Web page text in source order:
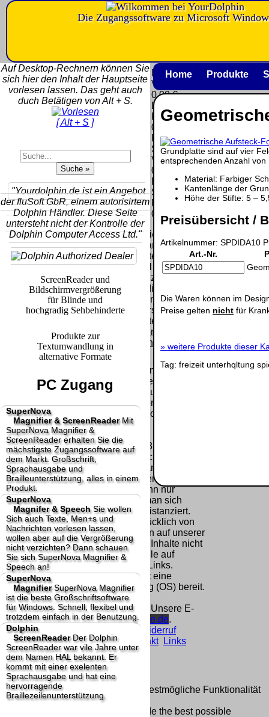
Grundplatte sind auf vier
entsprechenden Anzahl
Material: Farbiger
Kantenlänge der
Höhe der Stifte: 5 –
Preisübersicht /
Artikelnummer: SPDIDA10
Art.-Nr.
Die Waren können im
Preise gelten nicht für
» weitere Produkte dieser
Tag: freizeit unterhqltung
Home Produkte
Auf Desktop-Rechnern können Sie
sich hier den Inhalt der Hauptseite
vorlesen lassen. Das geht auch
duch Betätigen von Alt + S.
[ Alt + S ]
"Yourdolphin.de ist ein Angebot
der fluSoft GbR, einem autorisirtem
Dolphin Händler. Diese Seite
untersteht nicht der Kontrolle der
Dolphin Computer Access Ltd."
ScreenReader und
Bildschirmvergrößerung
für Blinde und
hochgradig Sehbehinderte
Produkte zur
Textumwandlung in
alternative Formate
PC Zugang
SuperNova
Magnifier & ScreenReaderMit
SuperNova Magnifier &
ScreenReader erhalten Sie die
mächstigste Zugangssoftware auf
dem Markt. Großschrift,
Sprachausgabe und
Brailleunterstützung, alles in einem
Produkt.
SuperNova
Magnifer & SpeechSie wollen
Sich auch Texte, Men+s und
Nachrichten vorlesen lassen,
wollen aber auf die Vergrößerung
nicht verzichten? Dann schauen
Sie sich SuperNova Magnifier &
Speech an!
SuperNova
MagnifierSuperNova Magnifier
ist die beste Großschriftsoftware
für Windows. Schnell, flexibel und
trotzdem einfach in der Benutzung.
Dolphin
ScreenReaderDer Dolphin
ScreenReader war vile Jahre unter
dem Namen HAL bekannt. Er
kommt mit einer exelenten
Sprachausgabe und hat eine
hervorragende
Braillezeilenunterstützung.
Die Zugangssoftware zu Microsoft
Code:
Deutschland
Nachnahme:
8.95 €
Deutschland
Vorkasse: 6.95
€
Schweiz)
Vorkasse:
20.00 €
EU (inkl.
Schweiz)
PayPal: 20.00
€
Der Versand erfolgt
als versichertes
Selbstabholung
vom Büro oder
von
0.00 €
Deutschland
Vorkasse:
0.00 €
Deutschland
PayPal:
0.00 €
EU (inkl.
Schweiz)
Vorkasse:
0.00 €
EU (inkl.
Schweiz)
PayPal:
0.00 €
Bei dieser
Versandart
erhalten Sie per
Email z.B. einen
Lizenzschlüssel
und die
Rechnung /
Lieferschein. Sie
erhalten also
keinen
Datenträger
.
Die in diesem Dokument genannten
Warenzeichen sind Eigentum der jeweiligen
Firmen. Preisänderungen, Irrtümer und
technische Änderungen vorbehalten.
letzte Änderung: 13. Juli 2026 fluSoft Spezial
Computer Technik,
Mit einem Urteil vom 12.05.1998 - 312 O 85/98 -
Haftung für Links hat das Landgericht Hamburg
entschieden, dass man durch die Anbringung
eines Links, die Inhalte der gelinkten Seite ggf.
mit zu verantworten hat. Dieses kann nur
dadurch verhindert werden, dass man sich
ausdrücklich von diesen Inhalten distanziert.
Hiermit distanzieren wir uns ausdrücklich von
allen Inhalten, aller gelinkten Seiten auf unserer
Homepage und machen uns diese Inhalte nicht
zu eigen. Diese Erklärung gilt für alle auf
unserer Homepage angebrachten Links.
Die Europäische Kommission stellt eine
Plattform zur Online-Streitbeilegung (OS) bereit.
Die Plattform finden Sie unter
http://ec.europa.eu/consumers/odr/
Unsere E-
Mailadresse lautet:info@dolphin-de.de.
Seitenanfang
Widerruf
Datenschutz Urheberrechte Kontakt
Links
Katalog (PDF) Sitemap
2026
große Anzeige Schließen
Diese Website nutzt Cookies, um bestmögliche Funktionalität
bieten zu können.
This website uses cookies to provide the best possible